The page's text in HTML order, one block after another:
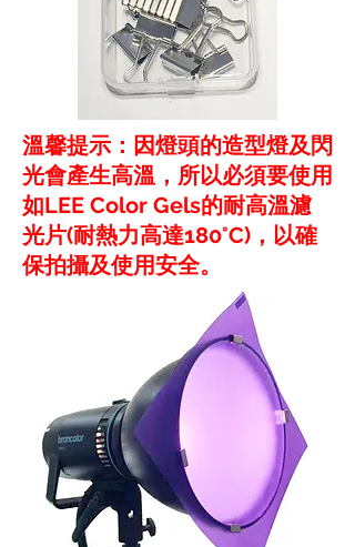
溫馨提示：因燈頭的造型燈及閃
光會產生高溫，所以必須要使用
如LEE Color Gels的耐高溫濾
光片(耐熱力高達180°C)，以確
保拍攝及使用安全。